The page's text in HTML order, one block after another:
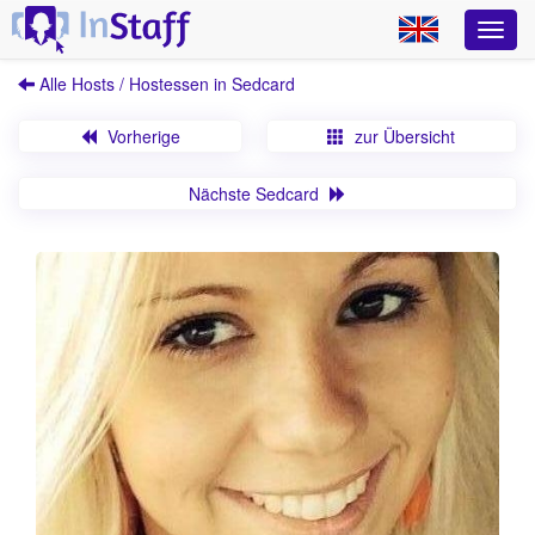
Alle Hosts / Hostessen in Sedcard
Vorherige zur Übersicht
Nächste Sedcard